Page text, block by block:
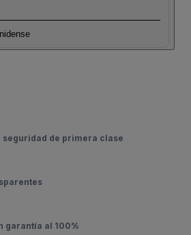
seguridad de primera clase
garantía al 100%